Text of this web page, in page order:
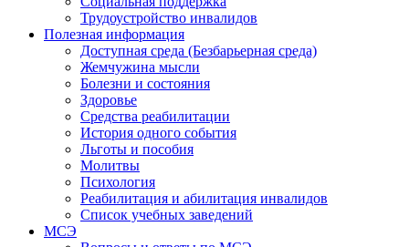
Трудоустройство инвалидов
Полезная информация
Доступная среда (Безбарьерная среда)
Жемчужина мысли
Болезни и состояния
Здоровье
Средства реабилитации
История одного события
Льготы и пособия
Молитвы
Психология
Реабилитация и абилитация инвалидов
Список учебных заведений
МСЭ